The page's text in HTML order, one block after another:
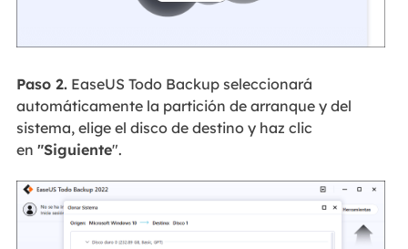
Paso 2.EaseUS Todo Backup seleccionará
automáticamente la partición de arranque y del
sistema, elige el disco de destino y haz clic
en "Siguiente".